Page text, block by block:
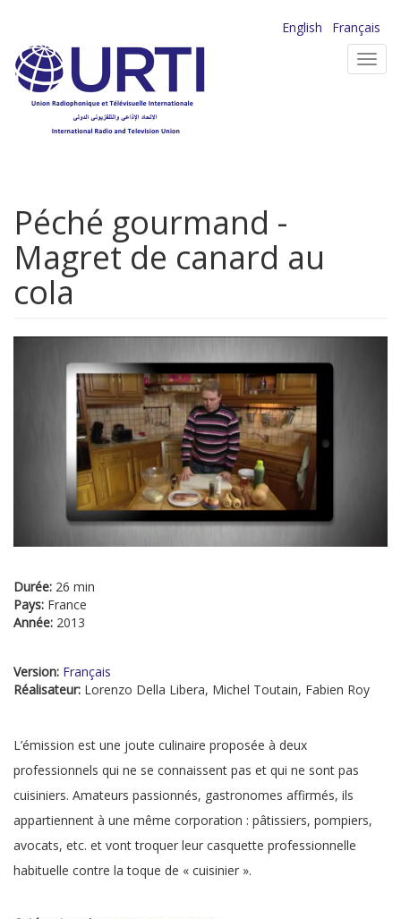
contenu
principal
English
Français
Péché gourmand -
Magret de canard au
cola
Durée: 26 min
Pays: France
Année: 2013
Version: Français
Réalisateur: Lorenzo Della Libera, Michel Toutain, Fabien Roy
L’émission est une joute culinaire proposée à deux
professionnels qui ne se connaissent pas et qui ne sont pas
cuisiniers. Amateurs passionnés, gastronomes affirmés, ils
appartiennent à une même corporation : pâtissiers, pompiers,
avocats, etc. et vont troquer leur casquette professionnelle
habituelle contre la toque de « cuisinier ».